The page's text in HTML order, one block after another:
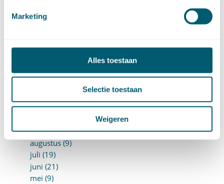
Marketing
Alles toestaan
Selectie toestaan
Weigeren
juni (7)
januari (18)
november (16)
september (14)
augustus (9)
juli (19)
juni (21)
mei (9)